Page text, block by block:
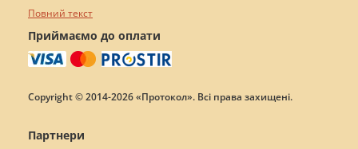
Повний текст
Приймаємо до оплати
Copyright © 2014-2026 «Протокол». Всі права захищені.
Партнери